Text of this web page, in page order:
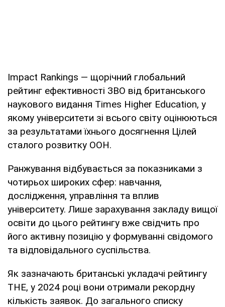
Impact Rankings — щорічний глобальний
рейтинг ефективності ЗВО від британського
наукового видання Times Higher Education, у
якому університети зі всього світу оцінюються
за результатами їхнього досягнення Цілей
сталого розвитку ООН.
Ранжування відбувається за показниками з
чотирьох широких сфер: навчання,
дослідження, управління та вплив
університету. Лише зарахування закладу вищої
освіти до цього рейтингу вже свідчить про
його активну позицію у формуванні свідомого
та відповідального суспільства.
Як зазначають британські укладачі рейтингу
THE, у 2024 році вони отримали рекордну
кількість заявок. До загального списку